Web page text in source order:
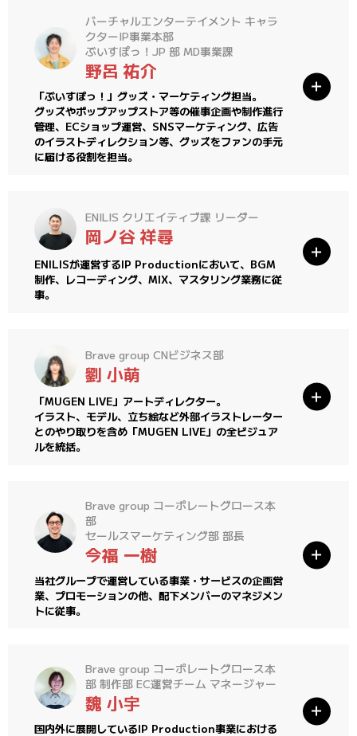
バーチャルエンターテイメント キャラ
クターIP事業本部
ぶいすぽっ！JP 部 MD事業課
野呂 祐介
「ぶいすぽっ！」グッズ・マーケティング担当。
グッズやポップアップストア等の催事企画や制作進行
管理、ECショップ運営、SNSマーケティング、広告
のイラストディレクション等、グッズをファンの手元
に届ける役割を担当。
ENILIS クリエイティブ課 リーダー
岡ノ谷 祥尋
ENILISが運営するIP Productionにおいて、BGM
制作、レコーディング、MIX、マスタリング業務に従
事。
Brave group CNビジネス部
劉 小萌
「MUGEN LIVE」アートディレクター。
イラスト、モデル、立ち絵など外部イラストレーター
とのやり取りを含め「MUGEN LIVE」の全ビジュア
ルを統括。
Brave group コーポレートグロース本
部
セールスマーケティング部 部長
今福 一樹
当社グループで運営している事業・サービスの企画営
業、プロモーションの他、配下メンバーのマネジメン
トに従事。
Brave group コーポレートグロース本
部 制作部 EC運営チーム マネージャー
魏 小宇
国内外に展開しているIP Production事業における